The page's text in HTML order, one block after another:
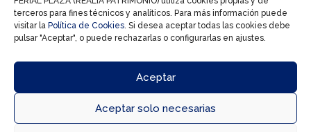
terceros para fines técnicos y analíticos. Para más información puede
visitar la Política de Cookies. Si desea aceptar todas las cookies debe
pulsar "Aceptar", o puede rechazarlas o configurarlas en ajustes.
Aceptar
Aceptar solo necesarias
festival.
Consulta
bases